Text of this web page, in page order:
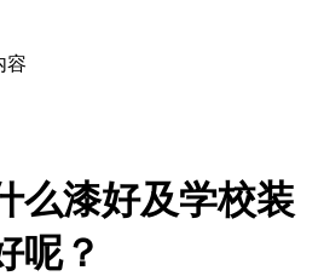
容
么漆好及学校装
呢？